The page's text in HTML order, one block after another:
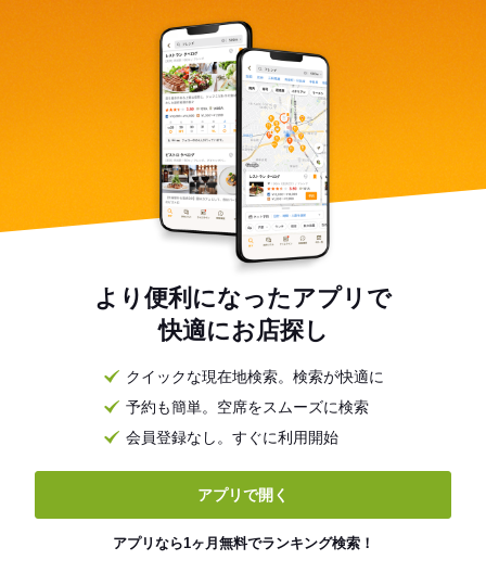
より便利になったアプリで
快適にお店探し
クイックな現在地検索。検索が快適に
予約も簡単。空席をスムーズに検索
会員登録なし。すぐに利用開始
アプリで開く
アプリなら1ヶ月無料でランキング検索！